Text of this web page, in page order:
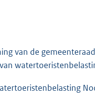
van de